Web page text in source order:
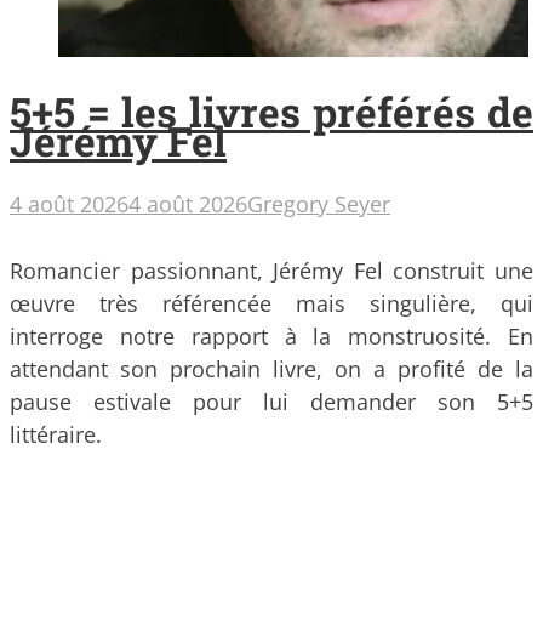
5+5 = les livres préférés de
Jérémy Fel
4 août 20264 août 2026Gregory Seyer
Romancier passionnant, Jérémy Fel construit une
œuvre très référencée mais singulière, qui
interroge notre rapport à la monstruosité. En
attendant son prochain livre, on a profité de la
pause estivale pour lui demander son 5+5
littéraire.